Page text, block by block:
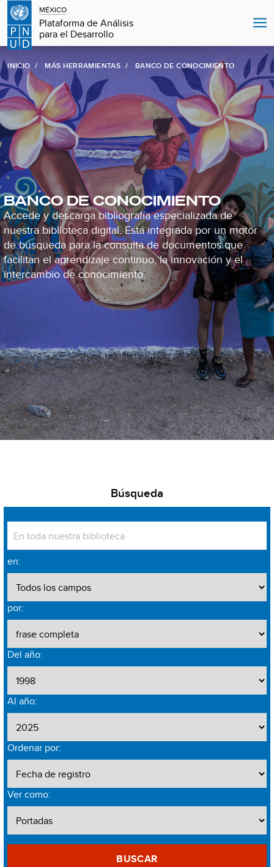
MÉXICO
Plataforma de Análisis
para el Desarrollo
INICIO MÁS HERRAMIENTAS BANCO DE CONOCIMIENTO
BANCO DE CONOCIMIENTO
Accede y descarga bibliografía especializada de
nuestra biblioteca digital. Está integrada por un motor
de búsqueda para la consulta de documentos que
facilitan el aprendizaje continuo, la innovación y el
intercambio de conocimiento.
Búsqueda
en:
por:
Del año:
Al año:
Ordenar por:
Ver como:
BUSCAR